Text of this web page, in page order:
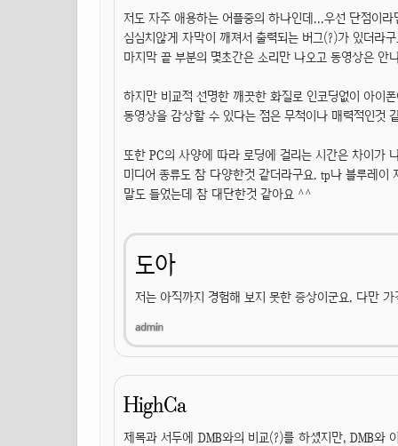
저도 자주 애용하는 어플중의 하나인데...우선 단점이라
심심치않게 자막이 깨져서 출력되는 버그(?)가 있더라
마지막 끝 부분의 몇초간은 소리만 나오고 동영상은 안
하지만 비교적 선명한 깨끗한 화질로 인코딩없이 아이
동영상을 감상할 수 있다는 점은 무척이나 매력적인것
또한 PC의 사양에 따라 로딩에 걸리는 시간은 차이가
미디어 종류도 참 다양한것 같더라구요. tp나 블루레이
말도 들었는데 참 대단한것 같아요 ^^
도아
저는 아직까지 경험해 보지 못한 증상이군요. 다만
HighCa
제목과 서두에 DMB와의 비교(?)를 하셨지만, DMB와